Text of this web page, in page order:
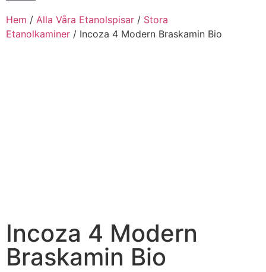
Hem / Alla Våra Etanolspisar / Stora
Etanolkaminer / Incoza 4 Modern Braskamin Bio
Incoza 4 Modern
Braskamin Bio